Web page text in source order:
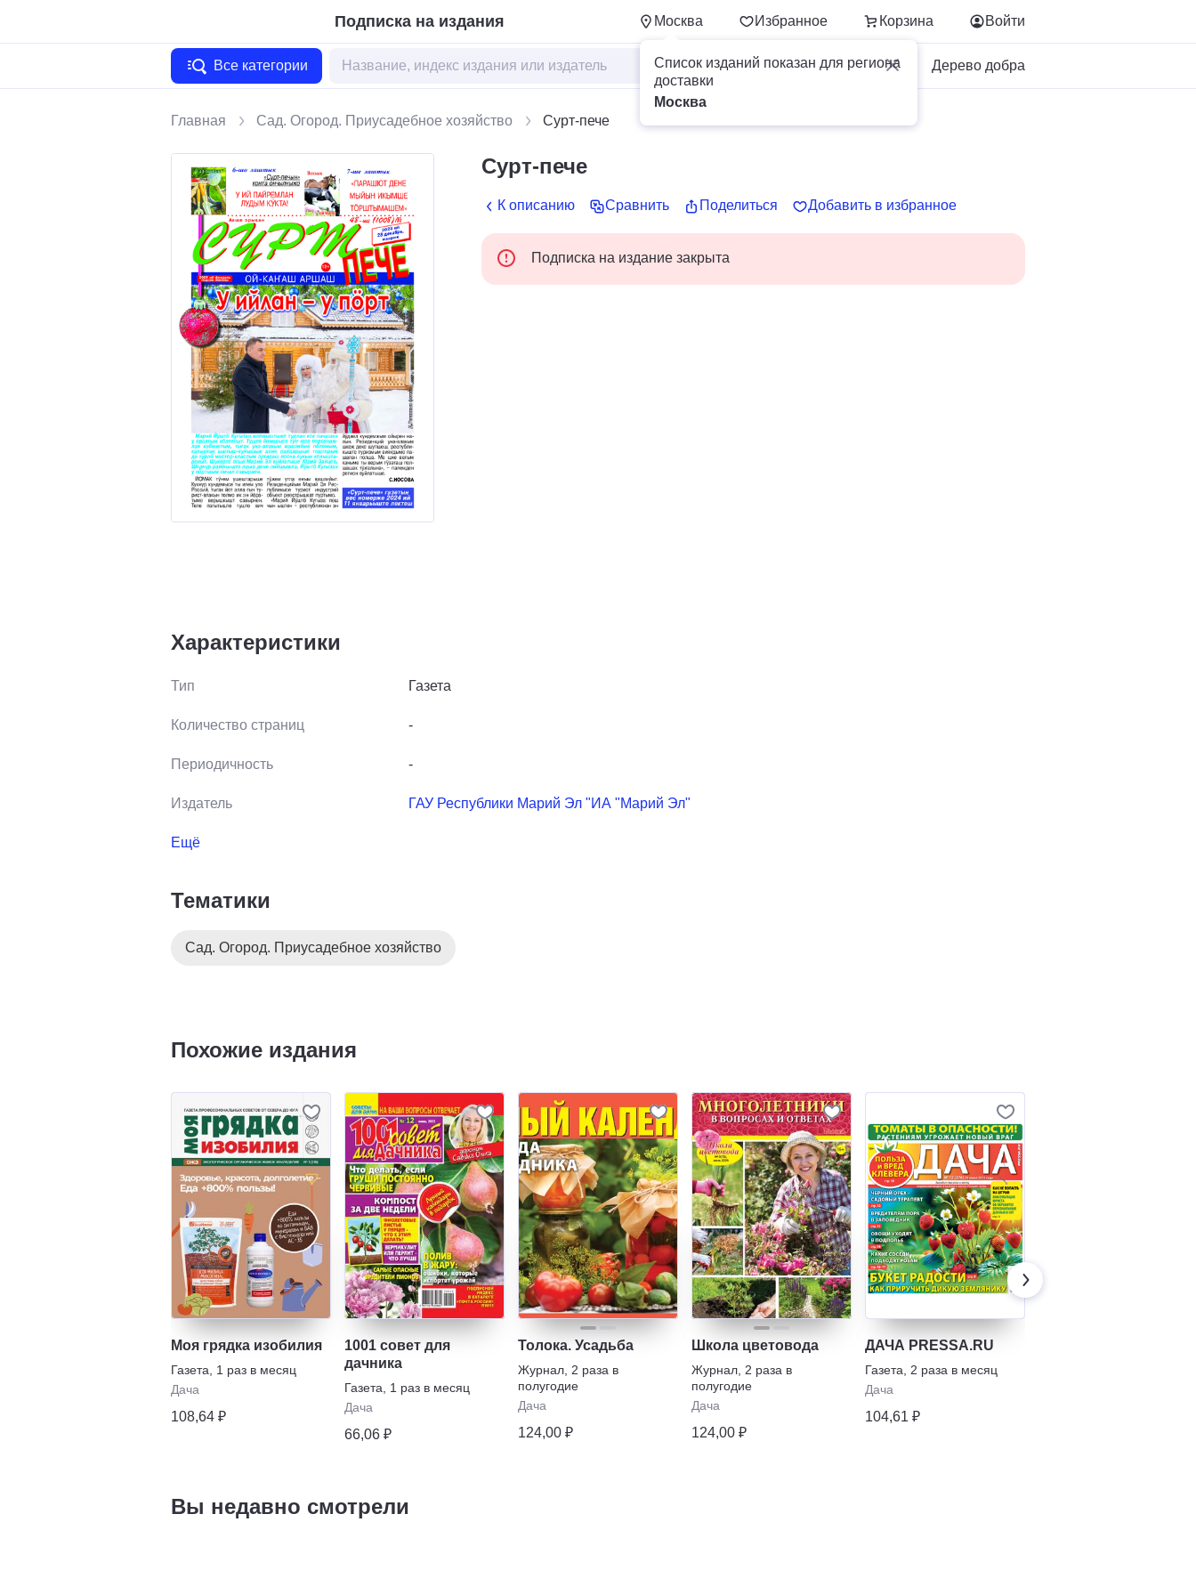
Подписка на издания Москва Избранное Корзина
Список изданий показан для региона
доставки
Москва
Войти
Все категории Для бизнеса Дерево добра
Главная Сад. Огород. Приусадебное хозяйство Сурт-пече
Сурт-пече
К описанию Сравнить Поделиться Добавить в избранное
Подписка на издание закрыта
Характеристики
Тип Газета
Количество страниц -
Периодичность -
Издатель ГАУ Республики Марий Эл "ИА "Марий Эл"
Ещё
Тематики
Сад. Огород. Приусадебное хозяйство
Похожие издания
Моя грядка изобилия
Газета
1 раз в месяц
Дача
108,64 ₽
1001 совет для
дачника
Газета
1 раз в месяц
Дача
66,06 ₽
Толока. Усадьба
Журнал 2 раза в
полугодие
Дача
124,00 ₽
Школа цветовода
Журнал 2 раза в
полугодие
Дача
124,00 ₽
ДАЧА PRESSA.RU
Газета
2 раза в месяц
Дача
104,61 ₽
Вы недавно смотрели